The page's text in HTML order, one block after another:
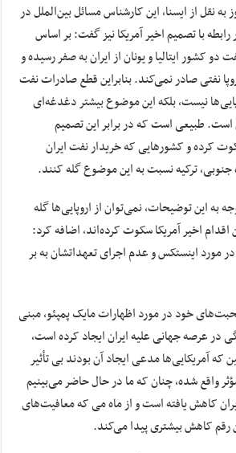
نقل از ایسنا، این کارشناس مسائل بین‌الملل در
با تصمیم اخیر آمریکا نیز گفت: بر اساس
دو کشور ایتالیا و یونان از ایران به صفر رسیده و
نفتی صادر نمی‌کند. بنابراین قطع صادرات نفت
نیست، بلکه این موضوع بیشتر دغدغه‌ای
است. طبیعی است که در برابر این تصمیم
کرده و کشورهایی که خریدار نفت ایران
جنوبی، ترکیه نسبت به این موضوع گله کنند.
به این توضیحات، نمی‌توان از اروپایی‌ها گله
اقدام اخیر آمریکا سکوت کرده‌اند، اضافه کرد:
در مورد اینستکس و عدم اجرای تعهداتشان به بر
خود در مورد اظهارات مایک پمپئو، مبنی
در عرصه جهانی علیه ایران ایجاد کرده است،
که آمریکایی‌ها مدعی ایجاد آن بودند بی تأثیر
واقع شده، چنان که ما در حال حاضر می‌بینیم
کاهش یافته است و از ماه می که معافیت‌های
رقم کاهش بیشتری پیدا می‌کند.